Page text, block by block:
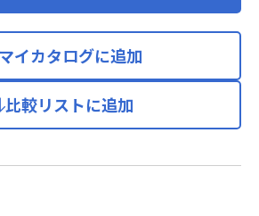
マイカタログに追加
比較リストに追加